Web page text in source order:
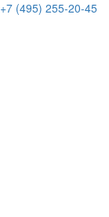
+7 (495) 255-20-45